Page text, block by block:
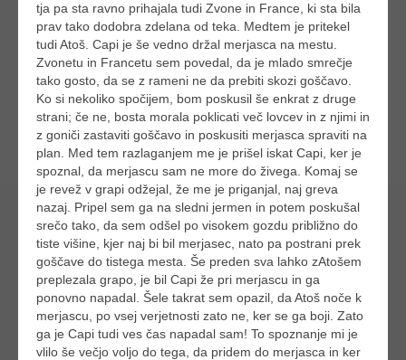
tja pa sta ravno prihajala tudi Zvone in France, ki sta bila
prav tako dodobra zdelana od teka. Medtem je pritekel
tudi Atoš. Capi je še vedno držal merjasca na mestu.
Zvonetu in Francetu sem povedal, da je mlado smrečje
tako gosto, da se z rameni ne da prebiti skozi goščavo.
Ko si nekoliko spočijem, bom poskusil še enkrat z druge
strani; če ne, bosta morala poklicati več lovcev in z njimi in
z goniči zastaviti goščavo in poskusiti merjasca spraviti na
plan. Med tem razlaganjem me je prišel iskat Capi, ker je
spoznal, da merjascu sam ne more do živega. Komaj se
je revež v grapi odžejal, že me je priganjal, naj greva
nazaj. Pripel sem ga na sledni jermen in potem poskušal
srečo tako, da sem odšel po visokem gozdu približno do
tiste višine, kjer naj bi bil merjasec, nato pa postrani prek
goščave do tistega mesta. Še preden sva lahko zAtošem
preplezala grapo, je bil Capi že pri merjascu in ga
ponovno napadal. Šele takrat sem opazil, da Atoš noče k
merjascu, po vsej verjetnosti zato ne, ker se ga boji. Zato
ga je Capi tudi ves čas napadal sam! To spoznanje mi je
vlilo še večjo voljo do tega, da pridem do merjasca in ker